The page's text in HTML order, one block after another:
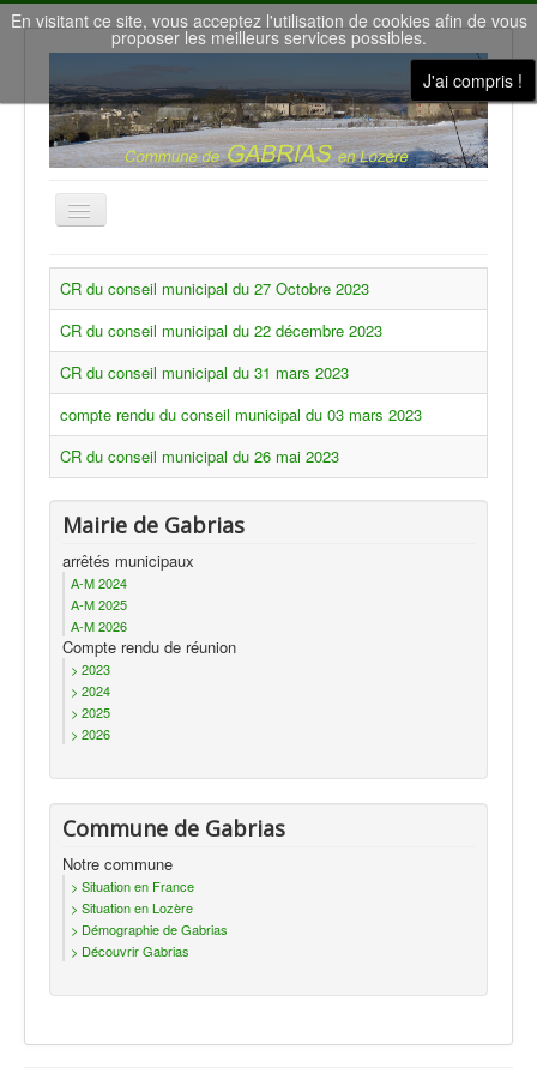
En visitant ce site, vous acceptez l'utilisation de cookies afin de vous
proposer les meilleurs services possibles.
J'ai compris !
Basculer
la
Accueil
Nous contacter
Le conseil municipal
Gîtes de vacances
la Salle des Fêtes
Météo à Gabrias
Nos villages
Actualités
CR du conseil municipal du 27 Octobre 2023
CR du conseil municipal du 22 décembre 2023
CR du conseil municipal du 31 mars 2023
compte rendu du conseil municipal du 03 mars 2023
CR du conseil municipal du 26 mai 2023
Mairie de Gabrias
arrêtés municipaux
A-M 2024
A-M 2025
A-M 2026
Compte rendu de réunion
> 2023
> 2024
> 2025
> 2026
Commune de Gabrias
Notre commune
> Situation en France
> Situation en Lozère
> Démographie de Gabrias
> Découvrir Gabrias